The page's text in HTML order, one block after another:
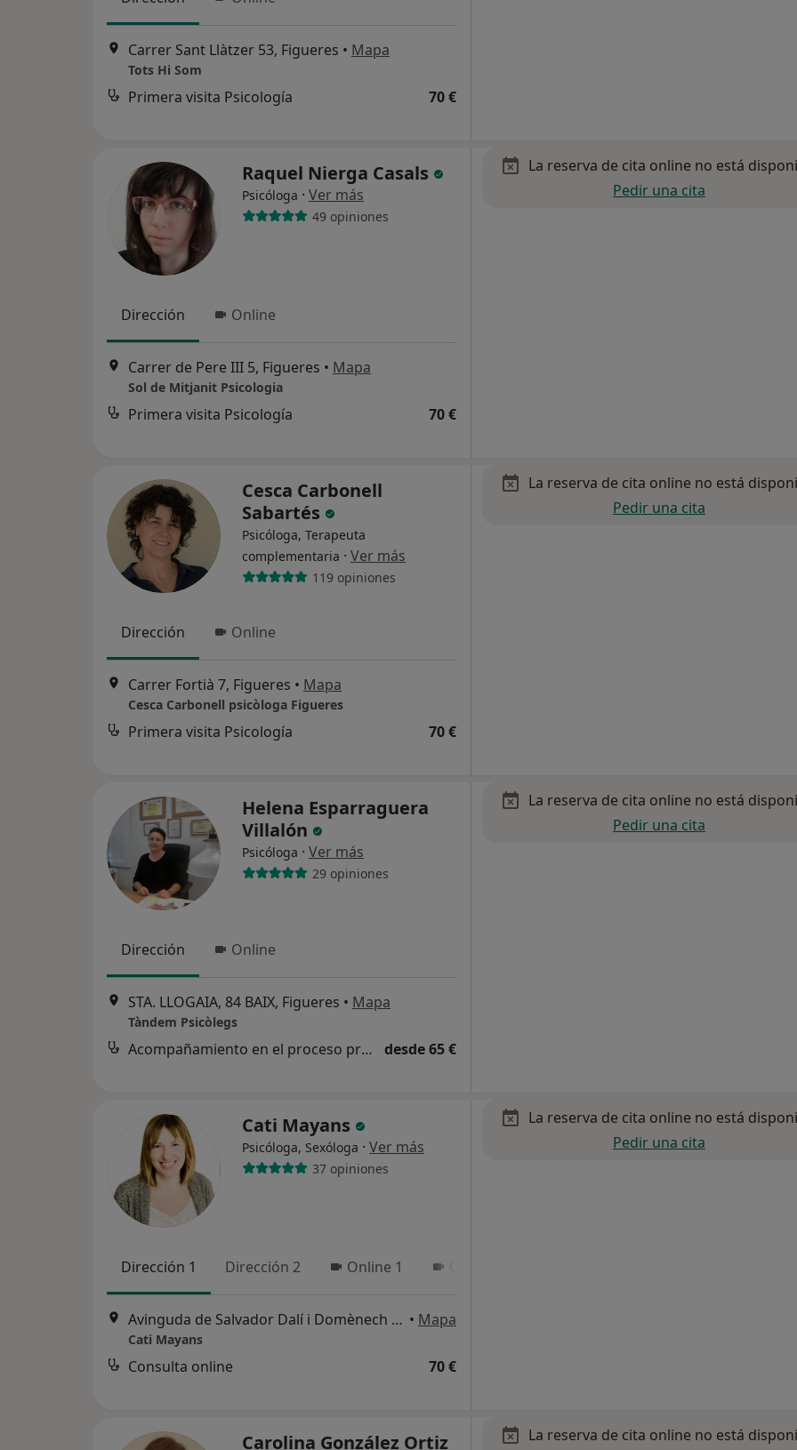
Carrer Sant Llàtzer 53, Figueres • Mapa
Tots Hi Som
Primera visita Psicología 70 €
Raquel Nierga Casals
Psicóloga · Ver más
49 opiniones
Dirección Online
Carrer de Pere III 5, Figueres • Mapa
Sol de Mitjanit Psicologia
Primera visita Psicología 70 €
La reserva de cita online no está
Pedir una cita
Cesca Carbonell
Sabartés
Psicóloga, Terapeuta
complementaria · Ver más
119 opiniones
Dirección Online
Carrer Fortià 7, Figueres • Mapa
Cesca Carbonell psicòloga Figueres
Primera visita Psicología 70 €
La reserva de cita online no está
Pedir una cita
Helena Esparraguera
Villalón
Psicóloga · Ver más
29 opiniones
Dirección Online
STA. LLOGAIA, 84 BAIX, Figueres • Mapa
Tàndem Psicòlegs
Acompañamiento en el proceso profesional desde 65 €
La reserva de cita online no está
Pedir una cita
Cati Mayans
Psicóloga, Sexóloga · Ver más
37 opiniones
Dirección 1 Dirección 2 Online 1
Avinguda de Salvador Dalí i Domènech 19, Figueres • Mapa
Cati Mayans
Consulta online 70 €
La reserva de cita online no está
Pedir una cita
Carolina González Ortiz La reserva de cita online no está